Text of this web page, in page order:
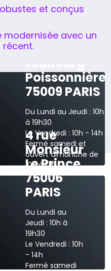
et conçus
avec un
récent.165 rue du
Poissonnière
75009 PARIS
Du Lundi au Jeudi : 10h
à 19h30
Le Vendredi : 10h - 14h
Fermé samedi et
ouvert dimanche de
10h à 13h
Voir sur la carte
4 rue
Monsieur
Le Prince
75006
PARIS
Du Lundi au
Jeudi : 10h à
19h30
Le Vendredi : 10h
- 14h
Fermé samedi